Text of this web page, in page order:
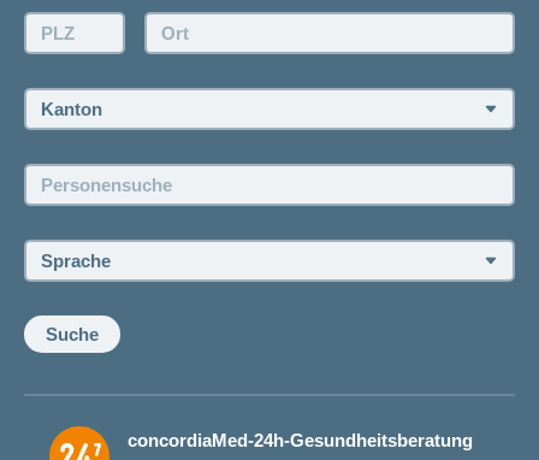
Offertanfrage
Rückruf anfordern
Offene Stellen
PLZ: Ort:
Kanton:
Personensuche:
Sprache:
Suche
concordiaMed-24h-Gesundheitsberatung